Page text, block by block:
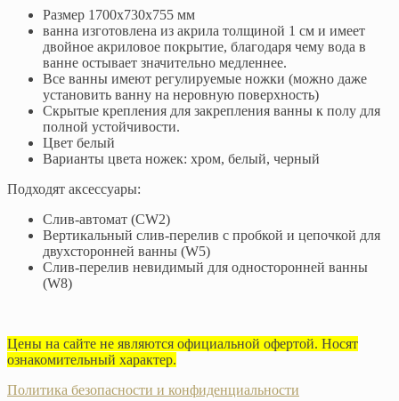
Размер 1700х730х755 мм
ванна изготовлена из акрила толщиной 1 см и имеет
двойное акриловое покрытие, благодаря чему вода в
ванне остывает значительно медленнее.
Все ванны имеют регулируемые ножки (можно даже
установить ванну на неровную поверхность)
Скрытые крепления для закрепления ванны к полу для
полной устойчивости.
Цвет белый
Варианты цвета ножек: хром, белый, черный
Подходят аксессуары:
Слив-автомат (CW2)
Вертикальный слив-перелив с пробкой и цепочкой для
двухсторонней ванны (W5)
Слив-перелив невидимый для односторонней ванны
(W8)
Цены на сайте не являются официальной офертой. Носят
ознакомительный характер.
Политика безопасности и конфиденциальности